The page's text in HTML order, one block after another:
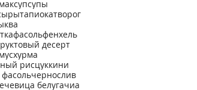
супсупы
тапиокатворог
фасольфенхель
десерт
хурма
рисцуккини
чернослив
белугачиа